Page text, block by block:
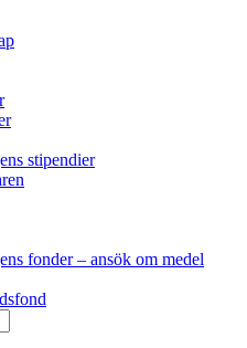
stipendier
fonder – ansök om medel